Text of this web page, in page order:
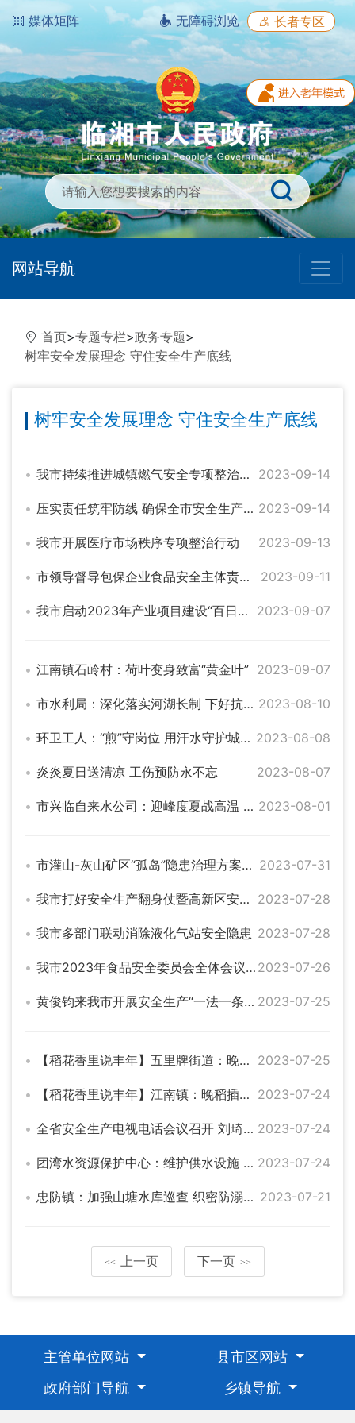
媒体矩阵 无障碍浏览 长者专区
网站导航
首页>专题专栏>政务专题>
树牢安全发展理念 守住安全生产底线
树牢安全发展理念 守住安全生产底线
我市持续推进城镇燃气安全专项整治工作 2023-09-14
压实责任筑牢防线 确保全市安全生产形势持续稳定向好 2023-09-14
我市开展医疗市场秩序专项整治行动 2023-09-13
市领导督导包保企业食品安全主体责任落实情况 2023-09-11
我市启动2023年产业项目建设“百日竞赛” 王文华 刘琦出席动员会 2023-09-07
江南镇石岭村：荷叶变身致富“黄金叶” 2023-09-07
市水利局：深化落实河湖长制 下好抗旱保供“先手棋” 2023-08-10
环卫工人：“煎”守岗位 用汗水守护城市“颜值” 2023-08-08
炎炎夏日送清凉 工伤预防永不忘 2023-08-07
市兴临自来水公司：迎峰度夏战高温 多措并举保供水 2023-08-01
市灌山-灰山矿区“孤岛”隐患治理方案审查会召开 王文华 刘琦出席 2023-07-31
我市打好安全生产翻身仗暨高新区安全生产警示教育大会召开 刘琦参加 2023-07-28
我市多部门联动消除液化气站安全隐患 2023-07-28
我市2023年食品安全委员会全体会议召开 刘琦参加 2023-07-26
黄俊钧来我市开展安全生产“一法一条例一规定”执法检查 2023-07-25
【稻花香里说丰年】五里牌街道：晚稻插秧正当时 田间地头披“新绿” 2023-07-25
【稻花香里说丰年】江南镇：晚稻插秧忙 农田披“绿装” 2023-07-24
全省安全生产电视电话会议召开 刘琦在我市分会场参加 2023-07-24
团湾水资源保护中心：维护供水设施 保障稳定供水 2023-07-24
忠防镇：加强山塘水库巡查 织密防溺水安全网 2023-07-21
<< 上一页 下一页 >>
主管单位网站
县市区网站
政府部门导航
乡镇导航